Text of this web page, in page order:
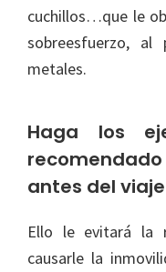
cuchillos…que le
sobreesfuerzo,
metales.
Haga los
antes del
Ello le evitará la
causarle la